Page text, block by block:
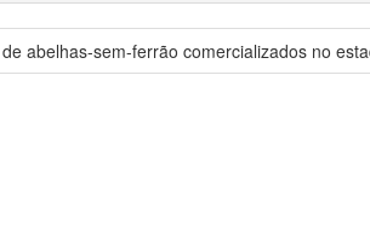
abelhas-sem-ferrão comercializados no